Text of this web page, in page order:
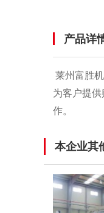
产品详
莱州富胜
为客户提
作。
本企业其